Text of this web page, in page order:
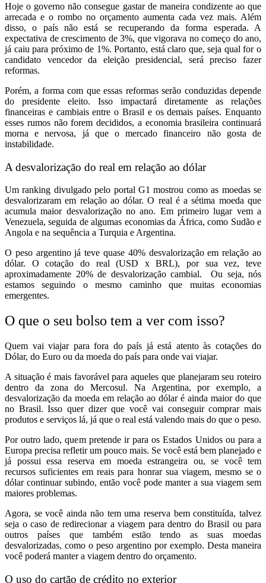
Hoje o governo não consegue gastar de maneira condizente ao que
arrecada e o rombo no orçamento aumenta cada vez mais. Além
disso, o país não está se recuperando da forma esperada. A
expectativa de crescimento de 3%, que vigorava no começo do ano,
já caiu para próximo de 1%. Portanto, está claro que, seja qual for o
candidato vencedor da eleição presidencial, será preciso fazer
reformas.
Porém, a forma com que essas reformas serão conduzidas depende
do presidente eleito. Isso impactará diretamente as relações
financeiras e cambiais entre o Brasil e os demais países. Enquanto
esses rumos não forem decididos, a economia brasileira continuará
morna e nervosa, já que o mercado financeiro não gosta de
instabilidade.
A desvalorização do real em relação ao dólar
Um ranking divulgado pelo portal G1 mostrou como as moedas se
desvalorizaram em relação ao dólar. O real é a sétima moeda que
acumula maior desvalorização no ano. Em primeiro lugar vem a
Venezuela, seguida de algumas economias da África, como Sudão e
Angola e na sequência a Turquia e Argentina.
O peso argentino já teve quase 40% desvalorização em relação ao
dólar. O cotação do real (USD x BRL), por sua vez, teve
aproximadamente 20% de desvalorização cambial. Ou seja, nós
estamos seguindo o mesmo caminho que muitas economias
emergentes.
O que o seu bolso tem a ver com isso?
Quem vai viajar para fora do país já está atento às cotações do
Dólar, do Euro ou da moeda do país para onde vai viajar.
A situação é mais favorável para aqueles que planejaram seu roteiro
dentro da zona do Mercosul. Na Argentina, por exemplo, a
desvalorização da moeda em relação ao dólar é ainda maior do que
no Brasil. Isso quer dizer que você vai conseguir comprar mais
produtos e serviços lá, já que o real está valendo mais do que o peso.
Por outro lado, quem pretende ir para os Estados Unidos ou para a
Europa precisa refletir um pouco mais. Se você está bem planejado e
já possui essa reserva em moeda estrangeira ou, se você tem
recursos suficientes em reais para honrar sua viagem, mesmo se o
dólar continuar subindo, então você pode manter a sua viagem sem
maiores problemas.
Agora, se você ainda não tem uma reserva bem constituída, talvez
seja o caso de redirecionar a viagem para dentro do Brasil ou para
outros países que também estão tendo as suas moedas
desvalorizadas, como o peso argentino por exemplo. Desta maneira
você poderá manter a viagem dentro do orçamento.
O uso do cartão de crédito no exterior